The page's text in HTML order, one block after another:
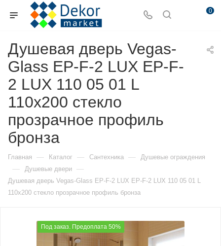
0
Душевая дверь Vegas-
Glass EP-F-2 LUX EP-F-
2 LUX 110 05 01 L
110х200 стекло
прозрачное профиль
бронза
Главная — Каталог — Сантехника — Душевые ограждения
— Душевые двери —
Душевая дверь Vegas-Glass EP-F-2 LUX EP-F-2 LUX 110 05 01 L
110х200 стекло прозрачное профиль бронза
Под заказ. Предоплата 50%